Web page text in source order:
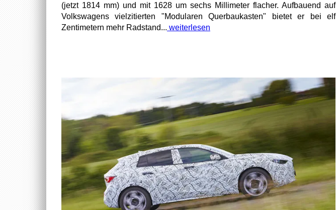
(jetzt 1814 mm) und mit 1628 um sechs Millimeter flacher. Aufbauend auf
Volkswagens vielzitierten "Modularen Querbaukasten" bietet er bei elf
Zentimetern mehr Radstand... weiterlesen